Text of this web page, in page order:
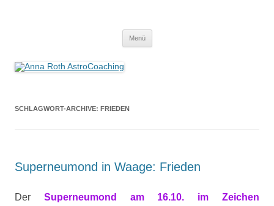
Menü
SCHLAGWORT-ARCHIVE: FRIEDEN
Superneumond in Waage: Frieden
Der Superneumond am 16.10. im Zeichen